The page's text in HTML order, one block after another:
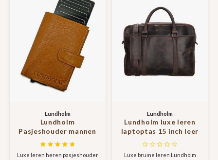
Lundholm
Lundholm
Pasjeshouder mannen
met portemonnee
cognac - hoogwaardig
Luxe leren heren pasjeshouder
Lundholm
Lundholm luxe leren
laptoptas 15 inch leer
Bruin werktas
schoudertas mannen
Luxe bruine leren Lundholm